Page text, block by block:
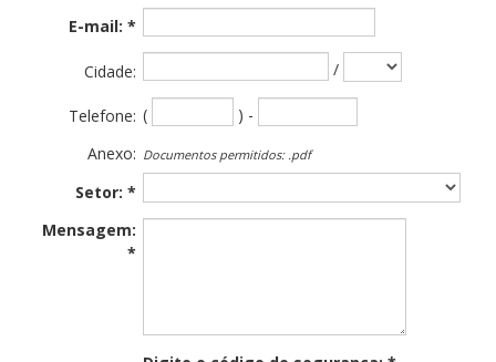
E-mail: *
Cidade: /
Telefone: (
) -
Anexo: Documentos permitidos: .pdf
Setor: *
Mensagem:
*